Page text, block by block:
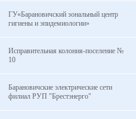
ГУ«Барановичский зональный центр
гигиены и эпидемиологии»
Исправительная колония-поселение №
10
Барановичские электрические сети
филиал РУП "Брестэнерго"